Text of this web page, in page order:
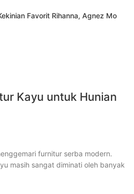
Favorit Rihanna, Agnez Mo
Kayu untuk Hunian
furnitur serba modern.
masih sangat diminati oleh banyak